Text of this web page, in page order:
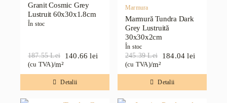
Granit Cosmic Grey
Lustruit 60x30x1.8cm
În stoc
187.55Lei
Prețul
fost:
187.55 lei.
140.66lei
Prețul
140.66 lei.
(cu TVA)/m²
Detalii
Marmura
Marmură Tundra Dark
Grey Lustruită
30x30x2cm
În stoc
245.39Lei
Prețul
fost:
245.39 lei.
184.04lei
Prețul
184.04 lei.
(cu TVA)/m²
Detalii